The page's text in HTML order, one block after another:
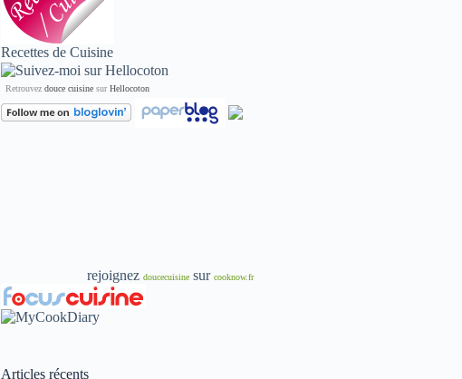
Recettes de Cuisine
Retrouvez douce cuisinesurHellocoton
rejoignezdoucecuisine surcooknow.fr
Articles récents